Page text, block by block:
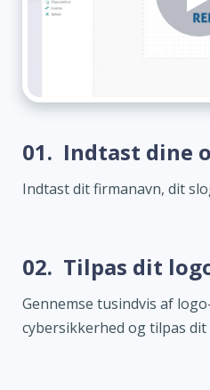
01. Indtast dine
Indtast dit firmanavn, dit
02. Tilpas dit
Gennemse tusindvis af
cybersikkerhed og tilpas